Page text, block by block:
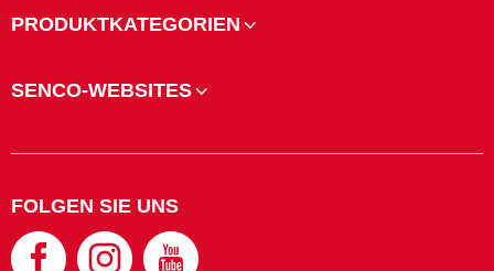
PRODUKTKATEGORIEN
SENCO-WEBSITES
FOLGEN SIE UNS